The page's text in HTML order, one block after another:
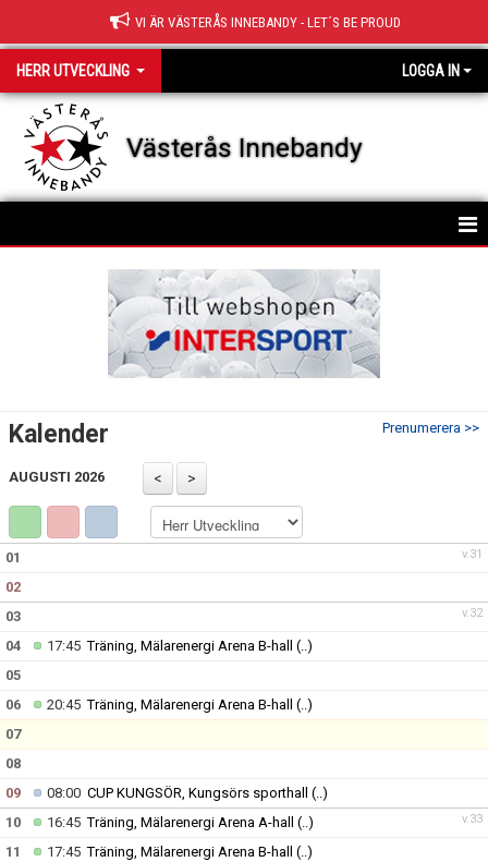
VI ÄR VÄSTERÅS INNEBANDY - LET´S BE PROUD
HERR UTVECKLING LOGGA IN
Västerås Innebandy
DOKUMENT
Prenumerera >>
Kalender
AUGUSTI 2026
v.31
01
02
v.32
03
04
17:45Träning, Mälarenergi Arena B-hall (..)
05
06
20:45Träning, Mälarenergi Arena B-hall (..)
07
08
09
08:00 CUP KUNGSÖR, Kungsörs sporthall (..)
v.33
10 16:45Träning, Mälarenergi Arena A-hall (..)
11
17:45Träning, Mälarenergi Arena B-hall (..)